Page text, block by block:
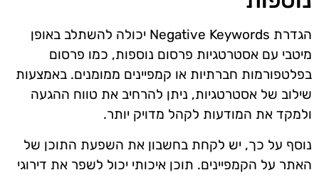
הגדרת Negative Keywords יכולה להשתלב באופן
מיטבי עם אסטרטגיות פרסום נוספות, כמו פרסום
בפלטפורמות חברתיות או קמפיינים ממומנים. באמצעות
שילוב של אסטרטגיות, ניתן להרחיב את טווח ההגעה
ולמקד את המודעות לקהל מדויק יותר.
נוסף על כך, יש לקחת בחשבון את השפעת התוכן של
האתר על הקמפיינים. תוכן איכותי יכול לשפר את דירוגי